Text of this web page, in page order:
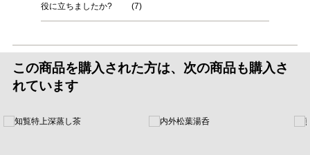
役に立ちましたか? (7)
この商品を購入された方は、次の商品も購入さ
れています